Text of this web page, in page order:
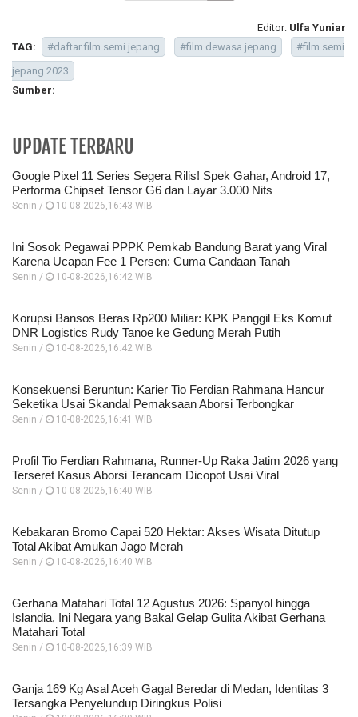
Editor: Ulfa Yuniar
TAG:
#daftar film semi jepang #film dewasa jepang
#film semi
jepang 2023
Sumber:
UPDATE TERBARU
Google Pixel 11 Series Segera Rilis! Spek Gahar, Android 17,
Performa Chipset Tensor G6 dan Layar 3.000 Nits
Senin / 10-08-2026,16:43 WIB
Ini Sosok Pegawai PPPK Pemkab Bandung Barat yang Viral
Karena Ucapan Fee 1 Persen: Cuma Candaan Tanah
Senin / 10-08-2026,16:42 WIB
Korupsi Bansos Beras Rp200 Miliar: KPK Panggil Eks Komut
DNR Logistics Rudy Tanoe ke Gedung Merah Putih
Senin / 10-08-2026,16:42 WIB
Konsekuensi Beruntun: Karier Tio Ferdian Rahmana Hancur
Seketika Usai Skandal Pemaksaan Aborsi Terbongkar
Senin / 10-08-2026,16:41 WIB
Profil Tio Ferdian Rahmana, Runner-Up Raka Jatim 2026 yang
Terseret Kasus Aborsi Terancam Dicopot Usai Viral
Senin / 10-08-2026,16:40 WIB
Kebakaran Bromo Capai 520 Hektar: Akses Wisata Ditutup
Total Akibat Amukan Jago Merah
Senin / 10-08-2026,16:40 WIB
Gerhana Matahari Total 12 Agustus 2026: Spanyol hingga
Islandia, Ini Negara yang Bakal Gelap Gulita Akibat Gerhana
Matahari Total
Senin / 10-08-2026,16:39 WIB
Ganja 169 Kg Asal Aceh Gagal Beredar di Medan, Identitas 3
Tersangka Penyelundup Diringkus Polisi